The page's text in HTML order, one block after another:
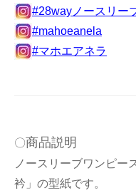
#28wayノースリー
#mahoeanela
#マホエアネラ
〇商品説明
ノースリーブワンピー
衿」の型紙です。